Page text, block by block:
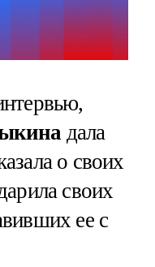
дала
о своих
своих
ее с